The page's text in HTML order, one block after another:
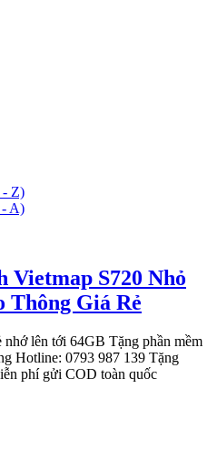
- Z)
- A)
Vietmap S720 Nhỏ
Thông Giá Rẻ
nhớ lên tới 64GB Tặng phần mềm
Hotline: 0793 987 139 Tặng
phí gửi COD toàn quốc